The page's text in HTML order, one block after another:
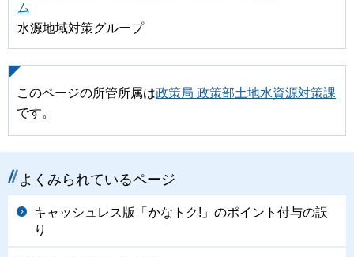
ム
水源地域対策グループ
このページの所管所属は政策局 政策部土地水資源対策課
です。
よくみられているページ
キャッシュレス版「かなトク!」のポイント付与の誤
り